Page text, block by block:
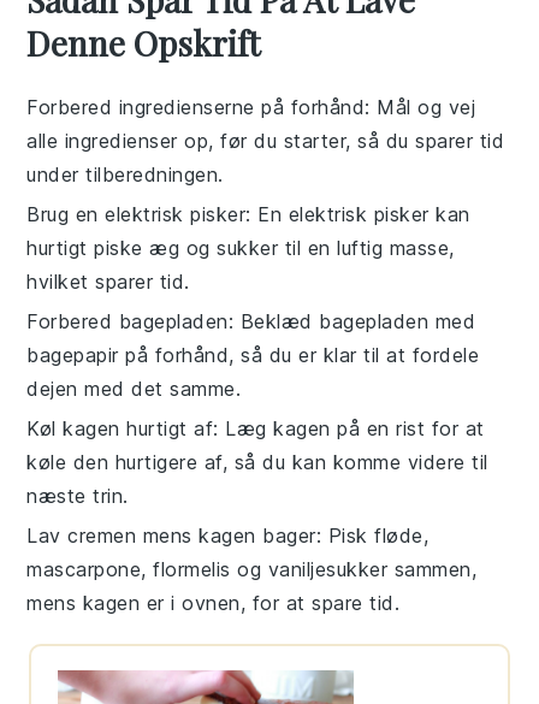
Denne Opskrift
Forbered ingredienserne på forhånd: Mål og vej
alle ingredienser op, før du starter, så du sparer tid
under tilberedningen.
Brug en elektrisk pisker: En elektrisk pisker kan
hurtigt piskeæg ogsukker til en luftig masse,
hvilket sparer tid.
Forbered bagepladen: Beklæd bagepladen med
bagepapir på forhånd, så du er klar til at fordele
dejen med det samme.
Køl kagen hurtigt af: Læg kagen på enrist for at
køle den hurtigere af, så du kan komme videre til
næste trin.
Lav cremen mens kagen bager: Piskfløde,
mascarpone,flormelis og vaniljesukker sammen,
mens kagen er i ovnen, for at spare tid.